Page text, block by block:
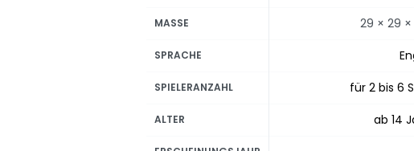
MASSE 29 × 29
SPRACHE
SPIELERANZAHL für 2 bis 6
ALTER ab 14